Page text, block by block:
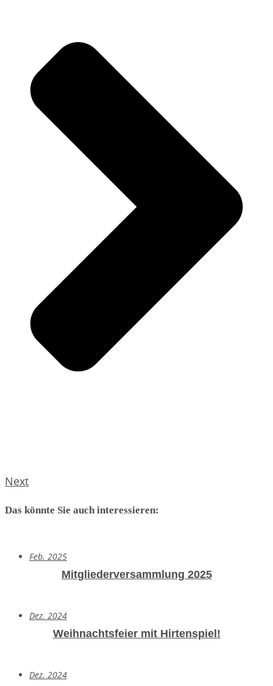
Next
Das könnte Sie auch interessieren:
Feb. 2025
Mitgliederversammlung 2025
Dez. 2024
Weihnachtsfeier mit Hirtenspiel!
Dez. 2024